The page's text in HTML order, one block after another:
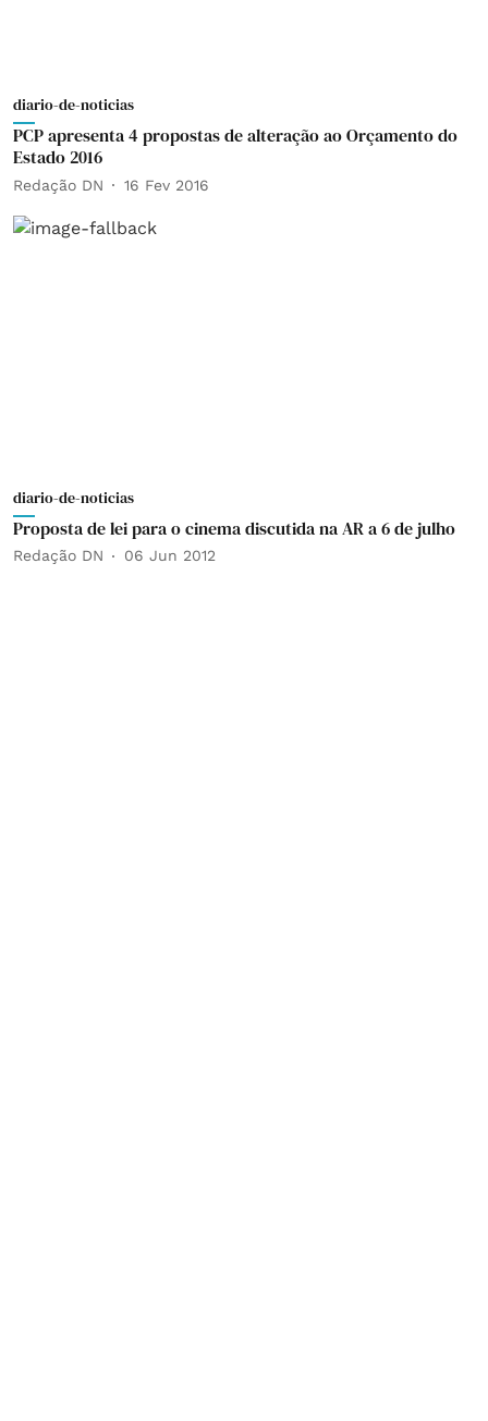
diario-de-noticias
PCP apresenta 4 propostas de alteração ao Orçamento do
Estado 2016
Redação DN 16 Fev 2016
diario-de-noticias
Proposta de lei para o cinema discutida na AR a 6 de julho
Redação DN 06 Jun 2012